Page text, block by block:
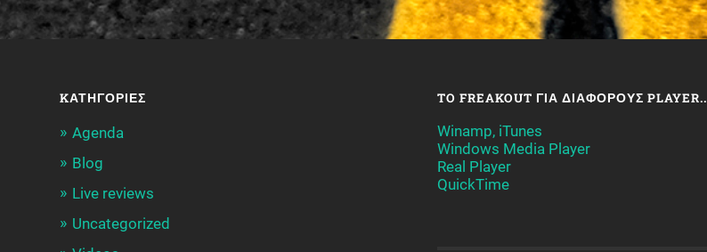
KΑΤΗΓΟΡΊΕΣ
Agenda
Blog
Live reviews
Uncategorized
TO FREAKOUT ΓΙΑ ΔΙΆΦΟΡΟΥΣ PLAYER..
Winamp, iTunes
Windows Media Player
Real Player
QuickTime